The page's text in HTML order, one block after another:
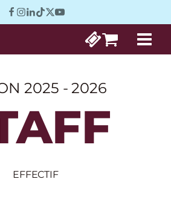
2025 - 2026
EFFECTIF